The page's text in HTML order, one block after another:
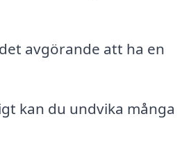
avgörande att ha en
kan du undvika många